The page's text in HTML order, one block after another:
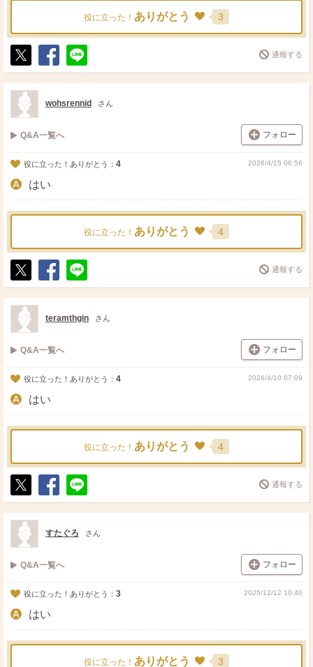
役に立った！ ありがとう 3
ポ
ス
ト
シ
ェ
送
る
通報する
wohsrennid さん
Q&A一覧へ フォロー
役に立った！ありがとう： 4 2026/4/15 06:56
はい
役に立った！ ありがとう 4
ポ
ス
ト
シ
ェ
送
る
通報する
teramthgin さん
Q&A一覧へ フォロー
役に立った！ありがとう： 4 2026/4/10 07:09
はい
役に立った！ ありがとう 4
ポ
ス
ト
シ
ェ
送
る
通報する
すたぐろ さん
Q&A一覧へ フォロー
役に立った！ありがとう： 3 2025/12/12 10:40
はい
役に立った！ ありがとう 3